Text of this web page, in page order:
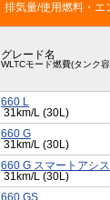
排気量/使用燃料・エ
グレード名
WLTCモード燃費(タンク
660 L
31km/L (30L)
660 G
31km/L (30L)
660 G スマートアシス
31km/L (30L)